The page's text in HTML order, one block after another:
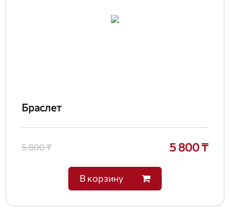
Браслет
5 800 ₸ 5 800 ₸
В корзину